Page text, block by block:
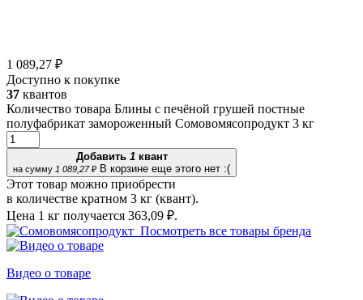
1 089,27 ₽
Доступно к покупке
37 квантов
Количество товара Блины с печёной грушей постные
полуфабрикат замороженный Сомовомясопродукт 3 кг
Добавить 1квант
на сумму 1 089,27₽ В корзине еще этого нет :(
Этот товар можно приобрести
в количестве кратном 3 кг (квант).
Цена 1 кг получается 363,09 ₽.
Посмотреть все товары бренда
Видео о товаре